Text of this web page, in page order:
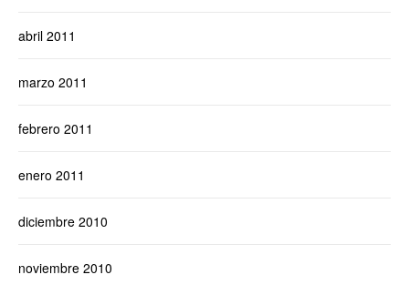
abril 2011
marzo 2011
febrero 2011
enero 2011
diciembre 2010
noviembre 2010